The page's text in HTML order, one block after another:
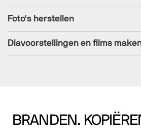
Foto's herstellen
Diavoorstellingen en films
BRANDEN.